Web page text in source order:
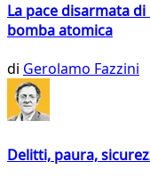
La pace disarmata
bomba atomica
di Gerolamo Fazzini
Delitti, paura,